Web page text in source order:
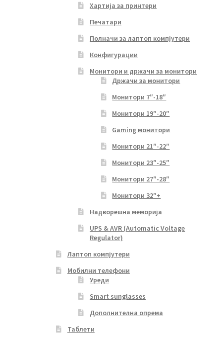
Хартија за принтери
Печатари
Полначи за лаптоп компјутери
Конфигурации
Монитори и држачи за монитори
Држачи за монитори
Монитори 7″-18″
Монитори 19″-20″
Gaming монитори
Монитори 21″-22″
Монитори 23″-25″
Монитори 27″-28″
Монитори 32″+
Надворешна меморија
UPS & AVR (Automatic Voltage
Regulator)
Лаптоп компјутери
Мобилни телефони
Уреди
Smart sunglasses
Дополнителна опрема
Таблети